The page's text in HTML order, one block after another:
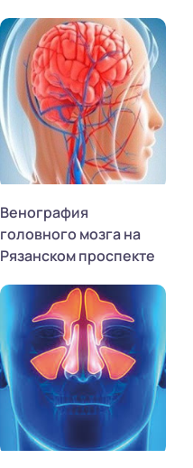
Венография
головного мозга на
Рязанском проспекте